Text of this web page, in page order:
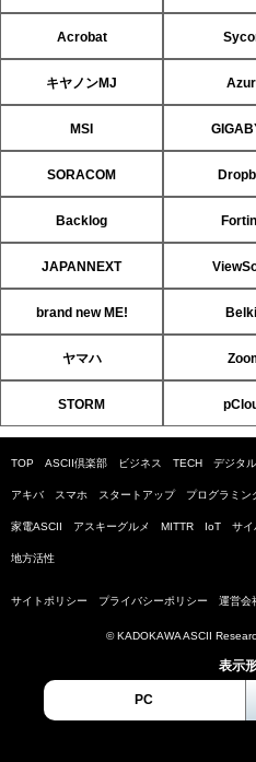
Acrobat
キヤノンMJ
MSI
SORACOM
Backlog
JAPANNEXT
brand new ME!
ヤマハ
STORM
TOP ASCII倶楽部 ビジネス TECH デジタル
アキバ スマホ スタートアップ プログラミン
家電ASCII アスキーグルメ MITTR IoT サイ
地方活性
サイトポリシー プライバシーポリシー 運営会
© KADOKAWA ASCII
表示
PC